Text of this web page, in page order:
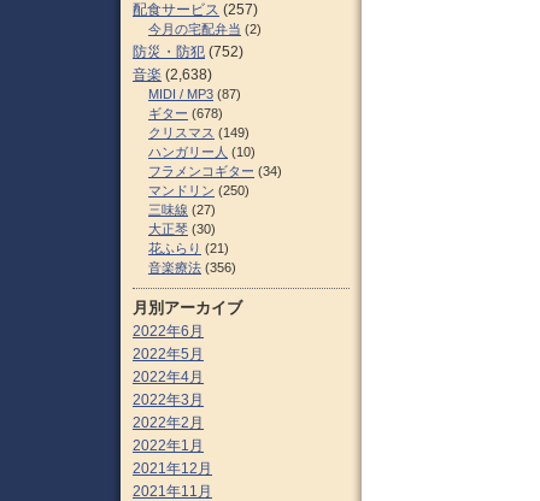
配食サービス (257)
今月の宅配弁当 (2)
防災・防犯 (752)
音楽 (2,638)
MIDI / MP3 (87)
ギター (678)
クリスマス (149)
ハンガリー人 (10)
フラメンコギター (34)
マンドリン (250)
三味線 (27)
大正琴 (30)
花ふらり (21)
音楽療法 (356)
月別アーカイブ
2022年6月
2022年5月
2022年4月
2022年3月
2022年2月
2022年1月
2021年12月
2021年11月